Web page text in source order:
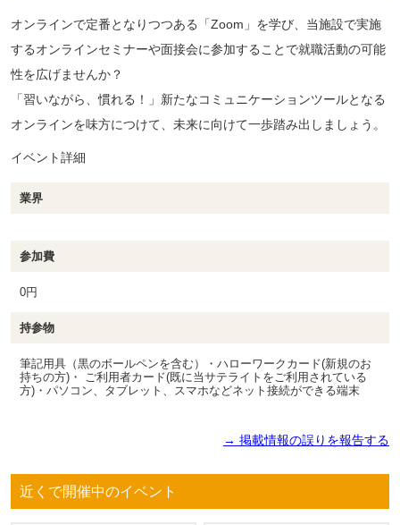
オンラインで定番となりつつある「Zoom」を学び、当施設で実施
するオンラインセミナーや面接会に参加することで就職活動の可能
性を広げませんか？
「習いながら、慣れる！」新たなコミュニケーションツールとなる
オンラインを味方につけて、未来に向けて一歩踏み出しましょう。
イベント詳細
業界
参加費
0円
持参物
筆記用具（黒のボールペンを含む）・ハローワークカード(新規のお
持ちの方)・ ご利用者カード(既に当サテライトをご利用されている
方)・パソコン、タブレット、スマホなどネット接続ができる端末
→ 掲載情報の誤りを報告する
近くで開催中のイベント